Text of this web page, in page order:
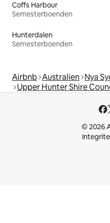
Coffs Harbour
Semesterboenden
Hunterdalen
Semesterboenden
Airbnb Australien Nya
Upper Hunter Shire
© 2026